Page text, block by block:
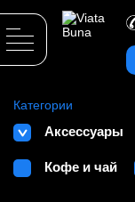
Категории
Аксессуары
Кофе и чай